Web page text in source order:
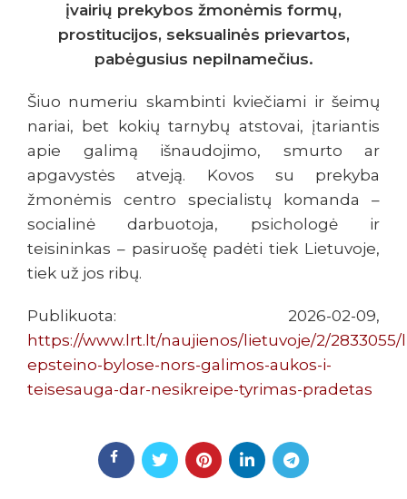
įvairių prekybos žmonėmis formų,
prostitucijos, seksualinės prievartos,
pabėgusius nepilnamečius.
Šiuo numeriu skambinti kviečiami ir šeimų
nariai, bet kokių tarnybų atstovai, įtariantis
apie galimą išnaudojimo, smurto ar
apgavystės atveją. Kovos su prekyba
žmonėmis centro specialistų komanda –
socialinė darbuotoja, psichologė ir
teisininkas – pasiruošę padėti tiek Lietuvoje,
tiek už jos ribų.
Publikuota: 2026-02-09,
https://www.lrt.lt/naujienos/lietuvoje/2/2833055/
epsteino-bylose-nors-galimos-aukos-i-
teisesauga-dar-nesikreipe-tyrimas-pradetas